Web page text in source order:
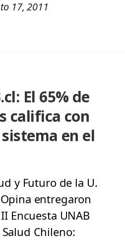
17, 2011
El 65% de
califica con
en el
y Futuro de la U.
entregaron
Encuesta UNAB
Chileno: